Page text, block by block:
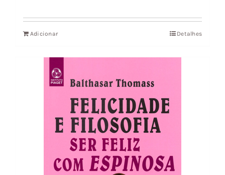
original
era:
atual
Adicionar Detalhes